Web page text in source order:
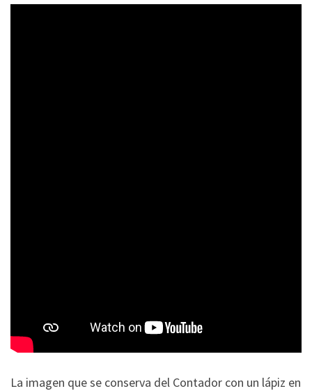
La imagen que se conserva del Contador con un lápiz en